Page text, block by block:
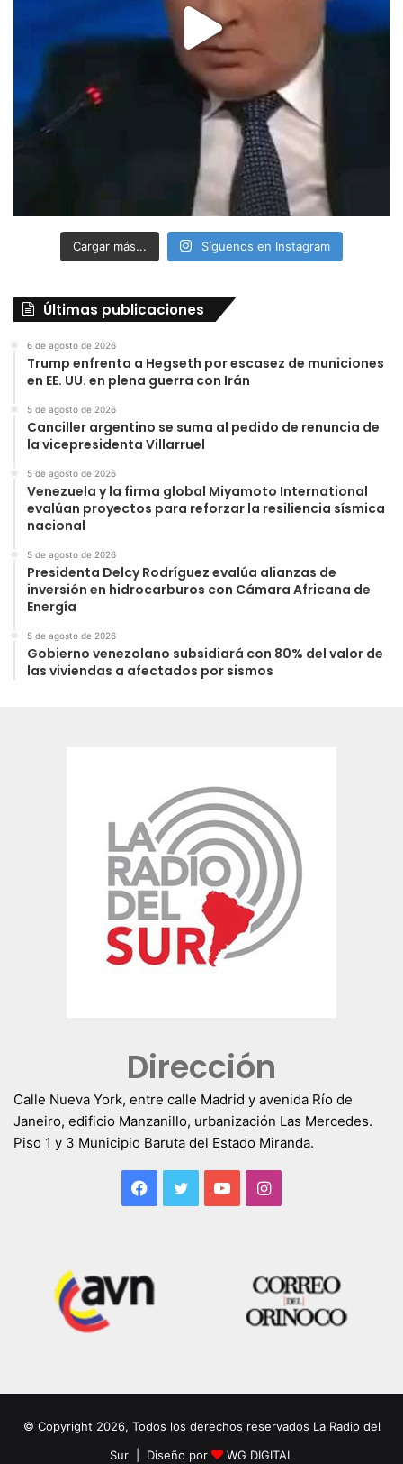
Cargar más... Síguenos en Instagram
Últimas publicaciones
6 de agosto de 2026
Trump enfrenta a Hegseth por escasez de municiones
en EE. UU. en plena guerra con Irán
5 de agosto de 2026
Canciller argentino se suma al pedido de renuncia de
la vicepresidenta Villarruel
5 de agosto de 2026
Venezuela y la firma global Miyamoto International
evalúan proyectos para reforzar la resiliencia sísmica
nacional
5 de agosto de 2026
Presidenta Delcy Rodríguez evalúa alianzas de
inversión en hidrocarburos con Cámara Africana de
Energía
5 de agosto de 2026
Gobierno venezolano subsidiará con 80% del valor de
las viviendas a afectados por sismos
Dirección
Calle Nueva York, entre calle Madrid y avenida Río de
Janeiro, edificio Manzanillo, urbanización Las Mercedes.
Piso 1 y 3 Municipio Baruta del Estado Miranda.
Facebook
TwitterYouTubeInstagram
© Copyright 2026, Todos los derechos reservados La Radio del
Sur | Diseño por
WG DIGITAL